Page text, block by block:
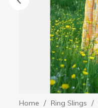
Home Ring Slings